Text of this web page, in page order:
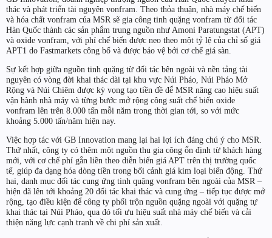
thác và phát triển tài nguyên vonfram. Theo thỏa thuận, nhà máy chế biến
và hóa chất vonfram của MSR sẽ gia công tinh quặng vonfram từ đối tác
Hàn Quốc thành các sản phẩm trung nguồn như Amoni Paratungstat (APT)
và oxide vonfram, với phí chế biến được neo theo một tỷ lệ của chỉ số giá
APT1 do Fastmarkets công bố và được bảo vệ bởi cơ chế giá sàn.
Sự kết hợp giữa nguồn tinh quặng từ đối tác bên ngoài và nền tảng tài
nguyên có vòng đời khai thác dài tại khu vực Núi Pháo, Núi Pháo Mở
Rộng và Núi Chiêm được kỳ vọng tạo tiền đề để MSR nâng cao hiệu suất
vận hành nhà máy và từng bước mở rộng công suất chế biến oxide
vonfram lên trên 8.000 tấn mỗi năm trong thời gian tới, so với mức
khoảng 5.000 tấn/năm hiện nay.
Việc hợp tác với GB Innovation mang lại hai lợi ích đáng chú ý cho MSR.
Thứ nhất, công ty có thêm một nguồn thu gia công ổn định từ khách hàng
mới, với cơ chế phí gắn liền theo diễn biến giá APT trên thị trường quốc
tế, giúp đa dạng hóa dòng tiền trong bối cảnh giá kim loại biến động. Thứ
hai, danh mục đối tác cung ứng tinh quặng vonfram bên ngoài của MSR –
hiện đã lên tới khoảng 20 đối tác khai thác và cung ứng – tiếp tục được mở
rộng, tạo điều kiện để công ty phối trộn nguồn quặng ngoài với quặng tự
khai thác tại Núi Pháo, qua đó tối ưu hiệu suất nhà máy chế biến và cải
thiện năng lực cạnh tranh về chi phí sản xuất.